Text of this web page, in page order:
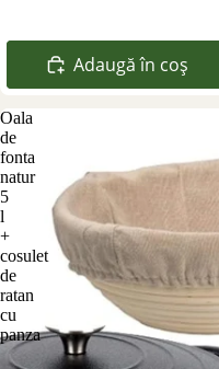
Adaugă în coș
Oala
de
fonta
natur
5
l
+
cosulet
de
ratan
cu
panza